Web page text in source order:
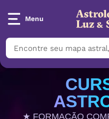
Menu
★ FORMAÇÃO